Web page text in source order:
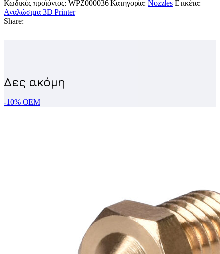
Κωδικός προϊόντος: WPZ000036 Κατηγορία: Nozzles Ετικέτα:
Αναλώσιμα 3D Printer
Share:
-10% OEM